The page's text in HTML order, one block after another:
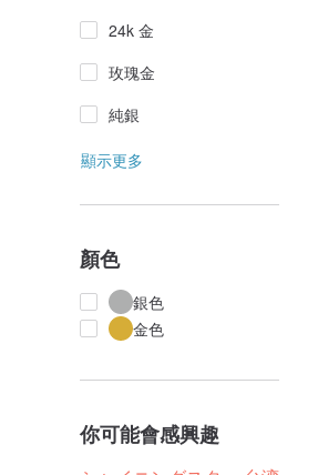
24k 金
玫瑰金
純銀
顯示更多
顏色
銀色
金色
你可能會感興趣